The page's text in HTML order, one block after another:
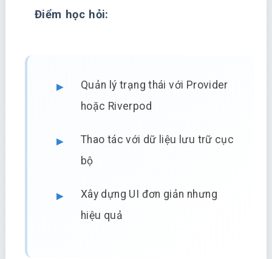
Điểm học hỏi:
Quản lý trạng thái với Provider
hoặc Riverpod
Thao tác với dữ liệu lưu trữ cục
bộ
Xây dựng UI đơn giản nhưng
hiệu quả